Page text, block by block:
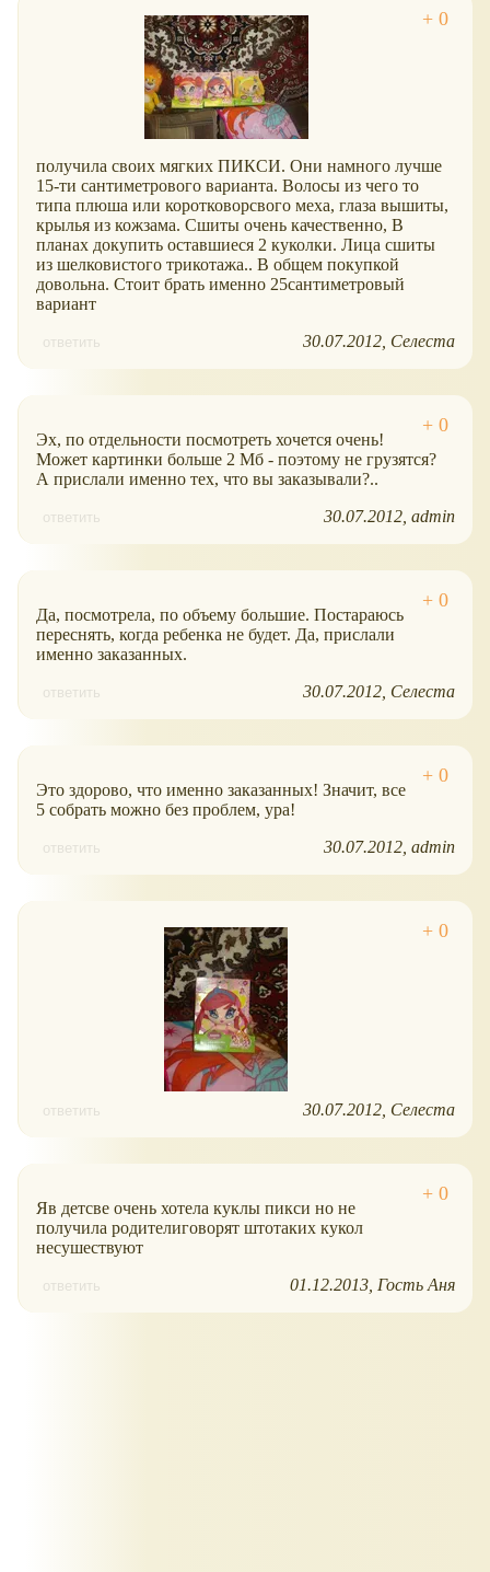
получила своих мягких ПИКСИ. Они намного лучше
15-ти сантиметрового варианта. Волосы из чего то
типа плюша или коротковорсвого меха, глаза вышиты,
крылья из кожзама. Сшиты очень качественно, В
планах докупить оставшиеся 2 куколки. Лица сшиты
из шелковистого трикотажа.. В общем покупкой
довольна. Стоит брать именно 25сантиметровый
вариант
ответить 30.07.2012 Селеста
Эх, по отдельности посмотреть хочется очень!
Может картинки больше 2 Мб - поэтому не грузятся?
А прислали именно тех, что вы заказывали?..
ответить 30.07.2012 admin
Да, посмотрела, по объему большие. Постараюсь
переснять, когда ребенка не будет. Да, прислали
именно заказанных.
ответить 30.07.2012 Селеста
Это здорово, что именно заказанных! Значит, все
5 собрать можно без проблем, ура!
ответить 30.07.2012 admin
ответить 30.07.2012 Селеста
Яв детсве очень хотела куклы пикси но не
получила родителиговорят штотаких кукол
несушествуют
ответить 01.12.2013 Гость Аня